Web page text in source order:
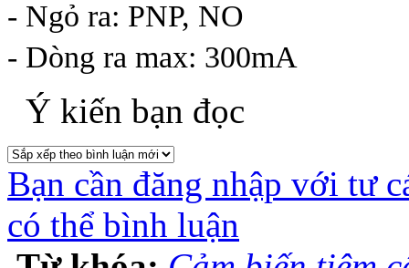
- Ngỏ ra: PNP, NO
- Dòng ra max: 300mA
Ý kiến bạn đọc
Bạn cần đăng nhập với tư
có thể bình luận